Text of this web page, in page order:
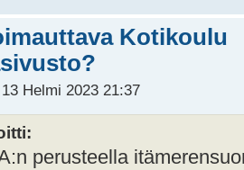
Kotikoulu
Helmi 2023 21:37
perusteella